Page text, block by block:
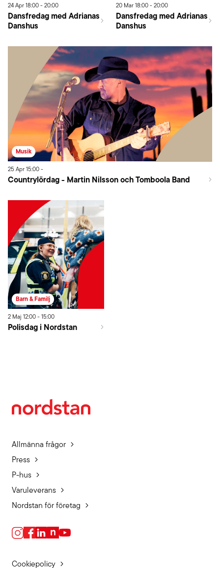
24Apr18:00-20:00
Dansfredag med Adrianas
Danshus
20 Mar18:00-20:00
Dansfredag med Adrianas
Danshus
Musik
25 Apr15:00-
Countrylördag - Martin Nilsson och Tomboola Band
Barn & Familj
2 Maj 12:00-15:00
Polisdag i Nordstan
Allmänna frågor
Press
P-hus
Varuleverans
Nordstan för företag
Cookiepolicy